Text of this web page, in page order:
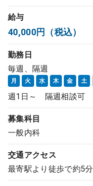
DtoDの転職・
コンサルタント
成功事例
転職ノウハウ
給与
40,000円（税込）
勤務日
毎週、隔週
月 火 水 木 金 土
週1日～ 隔週相談可
募集科目
一般内科
交通アクセス
最寄駅より徒歩で約5分